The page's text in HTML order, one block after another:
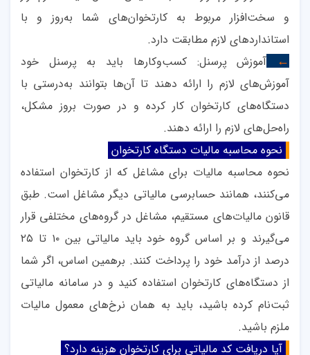
و سخت‌افزار مربوط به کارتخوان‌های شما به‌روز و با
استانداردهای لازم مطابقت دارد.
← آموزش پرسنل: کسب‌وکارها باید به پرسنل خود
آموزش‌های لازم را ارائه دهند تا آن‌ها بتوانند به‌درستی با
دستگاه‌های کارتخوان کار کرده و در صورت بروز مشکل،
راه‌حل‌های لازم را ارائه دهند.
نحوه محاسبه مالیات دستگاه کارتخوان
نحوه محاسبه مالیات برای مشاغل که از کارتخوان استفاده
می‌کنند، همانند حسابرسی مالیاتی دیگر مشاغل است. طبق
قانون مالیات‌های مستقیم، مشاغل در گروه‌های مختلفی قرار
می‌گیرند و بر اساس گروه خود باید مالیاتی بین ۱۰ تا ۲۵
درصد از درآمد خود را پرداخت کنند. برهمین اساس، اگر شما
از دستگاه‌های کارتخوان استفاده کنید و در سامانه مالیاتی
ثبت‌نام کرده باشید، باید به همان نرخ‌های معمول مالیات
ملزم باشید.
آیا دریافت کد مالیاتی برای کارتخوان هزینه دارد؟